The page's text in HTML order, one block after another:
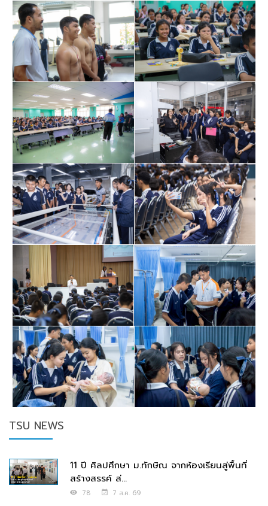
TSU NEWS
11 ปี ศิลปศึกษา ม.ทักษิณ จากห้องเรียนสู่พื้นที่
สร้างสรรค์ ส่...
78 7 ส.ค. 69